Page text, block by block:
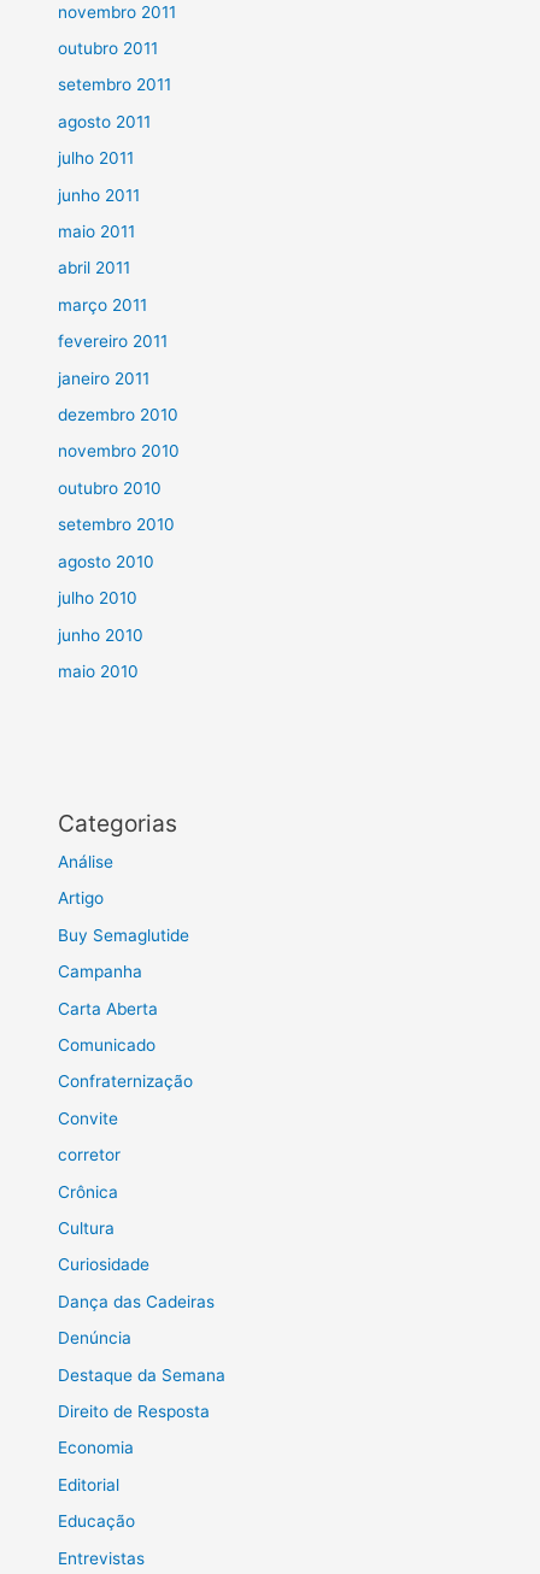
novembro 2011
outubro 2011
setembro 2011
agosto 2011
julho 2011
junho 2011
maio 2011
abril 2011
março 2011
fevereiro 2011
janeiro 2011
dezembro 2010
novembro 2010
outubro 2010
setembro 2010
agosto 2010
julho 2010
junho 2010
maio 2010
Categorias
Análise
Artigo
Buy Semaglutide
Campanha
Carta Aberta
Comunicado
Confraternização
Convite
corretor
Crônica
Cultura
Curiosidade
Dança das Cadeiras
Denúncia
Destaque da Semana
Direito de Resposta
Economia
Editorial
Educação
Entrevistas